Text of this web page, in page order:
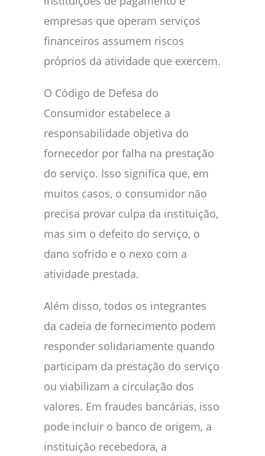
empresas que operam serviços
financeiros assumem riscos
próprios da atividade que exercem.
O Código de Defesa do
Consumidor estabelece a
responsabilidade objetiva do
fornecedor por falha na prestação
do serviço. Isso significa que, em
muitos casos, o consumidor não
precisa provar culpa da instituição,
mas sim o defeito do serviço, o
dano sofrido e o nexo com a
atividade prestada.
Além disso, todos os integrantes
da cadeia de fornecimento podem
responder solidariamente quando
participam da prestação do serviço
ou viabilizam a circulação dos
valores. Em fraudes bancárias, isso
pode incluir o banco de origem, a
instituição recebedora, a